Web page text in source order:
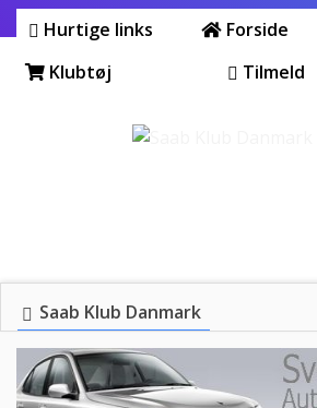
Hurtige links Forside
Klubtøj
Tilmeld
Saab Klub Danmark